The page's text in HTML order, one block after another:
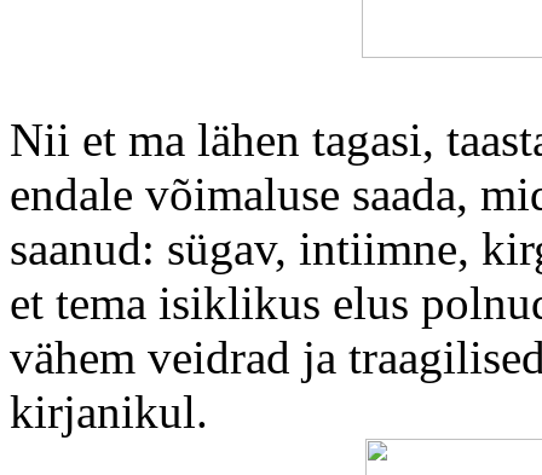
Nii et ma lähen tagasi,
endale võimaluse saada,
saanud: sügav, intiimne,
et tema isiklikus elus
vähem veidrad ja
kirjanikul.